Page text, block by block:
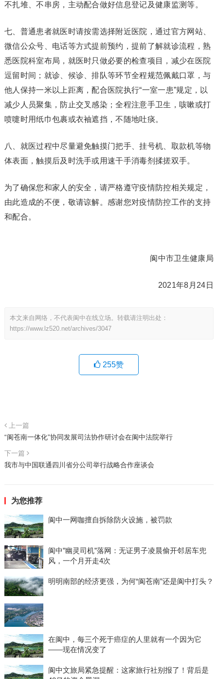
不扎堆、不串房，主动配合做好信息登记及健康监测等。
七、普通患者就医时请按需选择附近医院，通过官方网站、
微信公众号、电话等方式提前预约，提前了解就诊流程，熟
悉医院科室布局，就医时只做必要的检查项目，减少在医院
逗留时间；就诊、候诊、排队等环节全程规范佩戴口罩，与
他人保持一米以上距离，配合医院执行“一室一患”规定，以
减少人员聚集，防止交叉感染；全程注意手卫生，咳嗽或打
喷嚏时用纸巾包裹或衣袖遮挡，不随地吐痰。
八、就医过程中尽量避免触摸门把手、挂号机、取款机等物
体表面，触摸后及时洗手或用速干手消毒剂揉搓双手。
为了确保您和家人的安全，请严格遵守疫情防控相关规定，
由此造成的不便，敬请谅解。感谢您对疫情防控工作的支持
和配合。
阆中市卫生健康局
2021年8月24日
本文来自网络，不代表阆中在线立场。转载请注明出处：
https://www.lz520.net/archives/3047
255赞
上一篇
“阆苍南一体化”协同发展司法协作研讨会在阆中法院举行
下一篇
我市与中国联通四川省分公司举行战略合作座谈会
为您推荐
阆中一网咖擅自拆除防火设施，被罚款
阆中”幽灵司机”落网：无证男子凌晨偷开邻居车兜
风，一个月开走4次
明明南部的经济更强，为何“阆苍南”还是阆中打头？
在阆中，每三个死于癌症的人里就有一个因为它
——现在情况变了
阆中文旅局紧急提醒：这家旅行社别报了！背后是